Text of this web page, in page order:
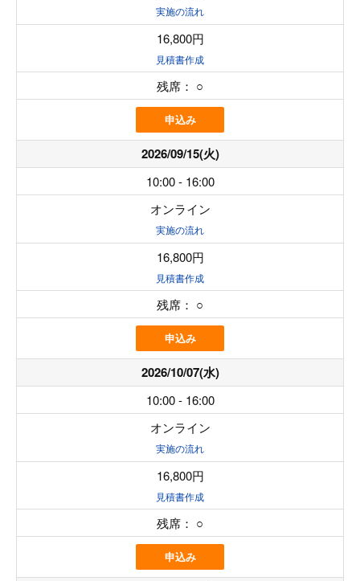
実施の流れ
16,800円
見積書作成
残席： ○
申込み
2026/09/15(火)
10:00 - 16:00
オンライン
実施の流れ
16,800円
見積書作成
残席： ○
申込み
2026/10/07(水)
10:00 - 16:00
オンライン
実施の流れ
16,800円
見積書作成
残席： ○
申込み